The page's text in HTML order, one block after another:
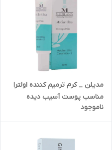
مدیلن _ کرم ترمیم کننده اولترا
مناسب پوست آسیب دیده
ناموجود